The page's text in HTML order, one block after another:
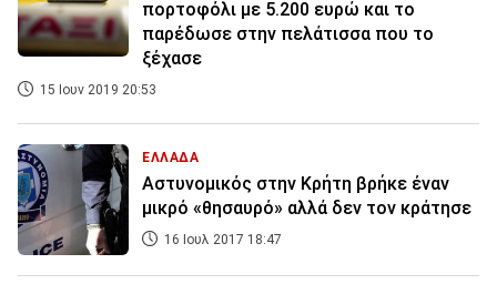
πορτοφόλι με 5.200 ευρώ και το
παρέδωσε στην πελάτισσα που το
ξέχασε
15 Ιουν 2019 20:53
ΕΛΛΑΔΑ
Αστυνομικός στην Κρήτη βρήκε έναν
μικρό «θησαυρό» αλλά δεν τον κράτησε
16 Ιουλ 2017 18:47